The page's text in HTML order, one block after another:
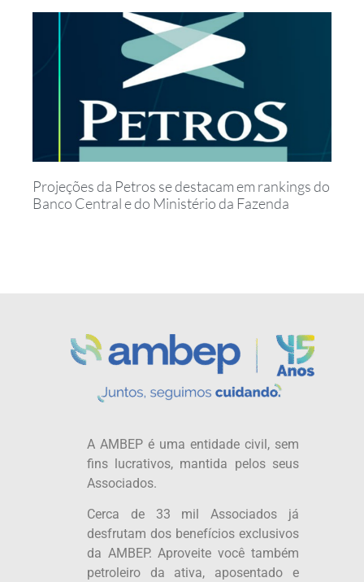
Projeções da Petros se destacam em rankings do
Banco Central e do Ministério da Fazenda
A AMBEP é uma entidade civil, sem
fins lucrativos, mantida pelos seus
Associados.
Cerca de 33 mil Associados já
desfrutam dos benefícios exclusivos
da AMBEP. Aproveite você também
petroleiro da ativa, aposentado e